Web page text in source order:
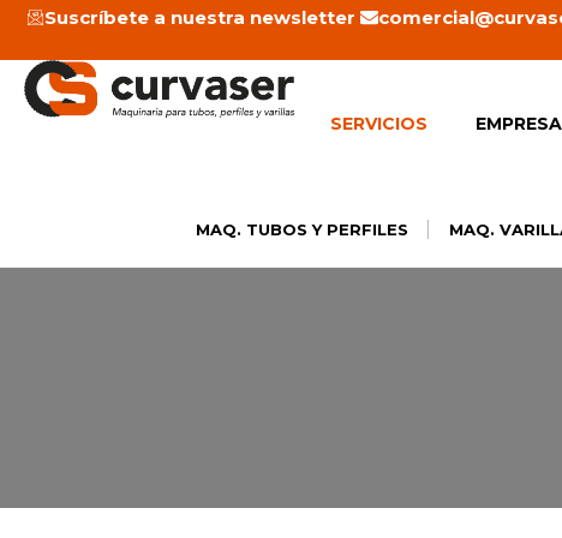
contenido
Suscríbete a nuestra newsletter
SERVICIOS EMPRESA
MAQ. TUBOS Y PERFILES MAQ.